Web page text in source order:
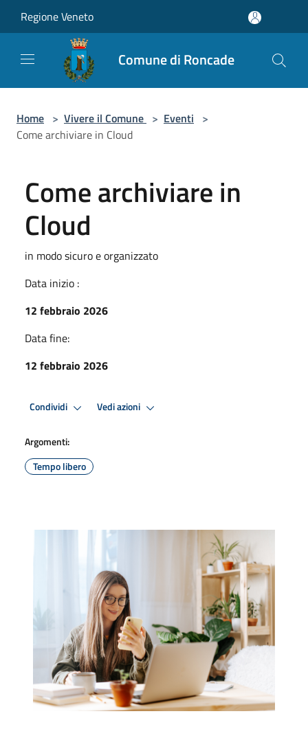
Regione Veneto
Comune di Roncade
Home > Vivere il Comune > Eventi >
Come archiviare in Cloud
Come archiviare in
Cloud
in modo sicuro e organizzato
Data inizio :
12 febbraio 2026
Data fine:
12 febbraio 2026
Condividi Vedi azioni
Argomenti:
Tempo libero